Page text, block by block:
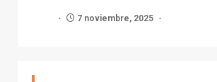
7 noviembre, 2025